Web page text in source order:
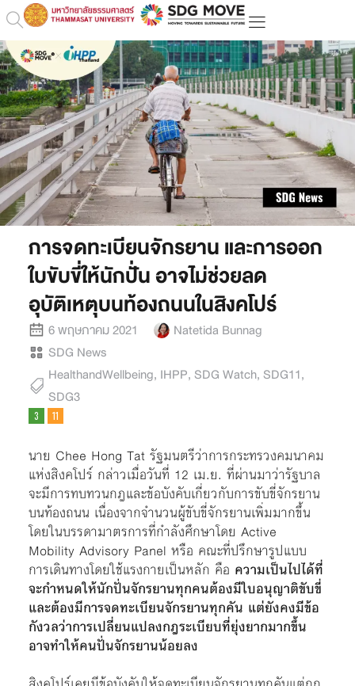
การจดทะเบียนจักรยาน และการออก
ใบขับขี่ให้นักปั่น อาจไม่ช่วยลด
อุบัติเหตุบนท้องถนนในสิงคโปร์
6 พฤษภาคม 2021
Natetida Bunnag
SDG News
HealthandWellbeing, IHPP, SDG Watch, SDG11,
SDG3
นาย Chee Hong Tat รัฐมนตรีว่าการกระทรวงคมนาคม
แห่งสิงคโปร์ กล่าวเมื่อวันที่ 12 เม.ย. ที่ผ่านมาว่ารัฐบาล
จะมีการทบทวนกฎและข้อบังคับเกี่ยวกับการขับขี่จักรยาน
บนท้องถนน เนื่องจากจำนวนผู้ขับขี่จักรยานเพิ่มมากขึ้น
โดยในบรรดามาตรการที่กำลังศึกษาโดย Active
Mobility Advisory Panel หรือ คณะที่ปรึกษารูปแบบ
การเดินทางโดยใช้แรงกายเป็นหลัก คือ ความเป็นไปได้ที่
จะกำหนดให้นักปั่นจักรยานทุกคนต้องมีใบอนุญาติขับขี่
และต้องมีการจดทะเบียนจักรยานทุกคัน แต่ยังคงมีข้อ
กังวลว่าการเปลี่ยนแปลงกฎระเบียบที่ยุ่งยากมากขึ้น
อาจทำให้คนปั่นจักรยานน้อยลง